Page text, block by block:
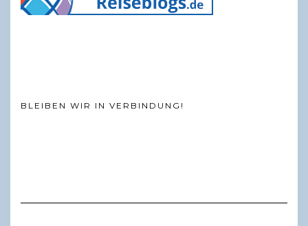
BLEIBEN WIR IN VERBINDUNG!